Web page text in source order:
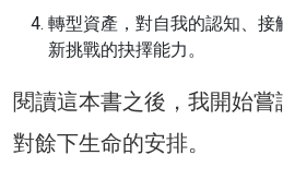
轉型資產，對自我的認知、
新挑戰的抉擇能力。
閱讀這本書之後，我開始
對餘下生命的安排。